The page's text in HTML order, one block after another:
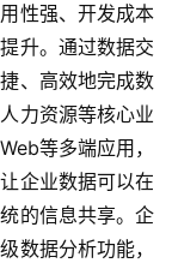
性强、开发成本
升。通过数据交
、高效地完成数
力资源等核心业
等多端应用，
企业数据可以在
的信息共享。企
数据分析功能，